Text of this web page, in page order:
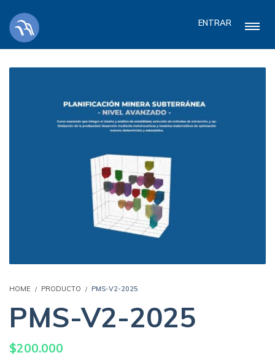
ENTRAR
HOME PRODUCTO PMS-V2-2025
PMS-V2-2025
$200.000